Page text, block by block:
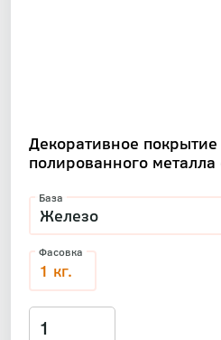
Декоративное
полированного
База
Фасовка
1 кг.